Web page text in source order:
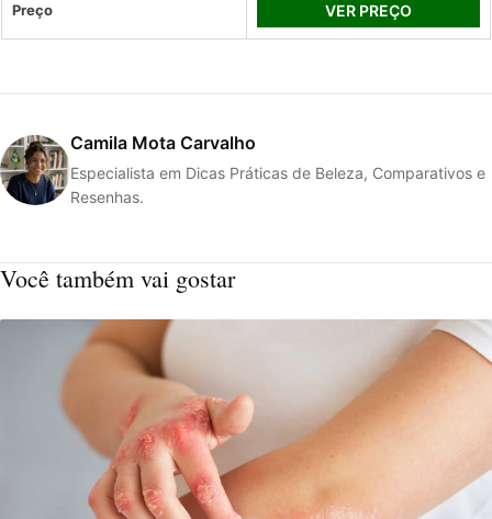
Preço VER PREÇO
Camila Mota Carvalho
Especialista em Dicas Práticas de Beleza, Comparativos e
Resenhas.
Você também vai gostar